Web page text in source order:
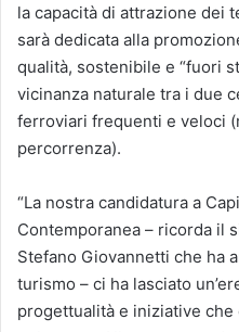
la capacità di attrazione dei
sarà dedicata alla
qualità, sostenibile e “fuori
vicinanza naturale tra i due
ferroviari frequenti e veloci
percorrenza).
“La nostra candidatura a
Contemporanea – ricorda il
Stefano Giovannetti che ha
turismo – ci ha lasciato
progettualità e iniziative